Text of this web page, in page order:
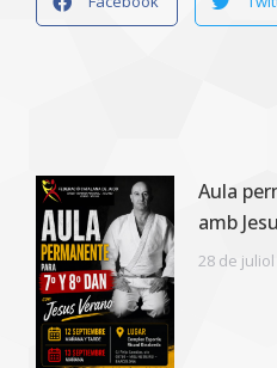
Aula
amb
28 de